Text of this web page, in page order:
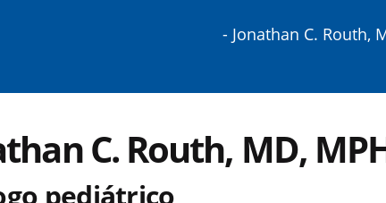
- Jonathan C. Routh,
C. Routh, MD,
pediátrico